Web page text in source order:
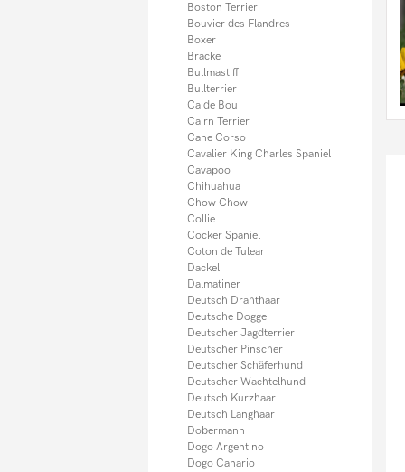
Münsterländer
Neufundländer
Norfolk Terrier
Old English Bulldog
Papillon
Pekinese
Pitbull
Podenco
Pomsky
Portugiesischer Wasserhund
Prager Rattler
Presa Canario
Pudelpointer
Puggle
Rhodesian Ridgeback
Riesenschnauzer
Rottweiler
Russkiy Toy
Samojede
Sarplaninac
Schweizer Sennenhund
Scottish Terrier
Shar Pei
Sheltie
Shiba Inu
Shih Tzu
Boston Terrier
Bouvier des Flandres
Boxer
Bracke
Bullmastiff
Bullterrier
Ca de Bou
Cairn Terrier
Cane Corso
Cavalier King Charles Spaniel
Cavapoo
Chihuahua
Chow Chow
Collie
Cocker Spaniel
Coton de Tulear
Dackel
Dalmatiner
Deutsch Drahthaar
Deutsche Dogge
Deutscher Jagdterrier
Deutscher Pinscher
Deutscher Schäferhund
Deutscher Wachtelhund
Deutsch Kurzhaar
Deutsch Langhaar
Dobermann
Dogo Argentino
Dogo Canario